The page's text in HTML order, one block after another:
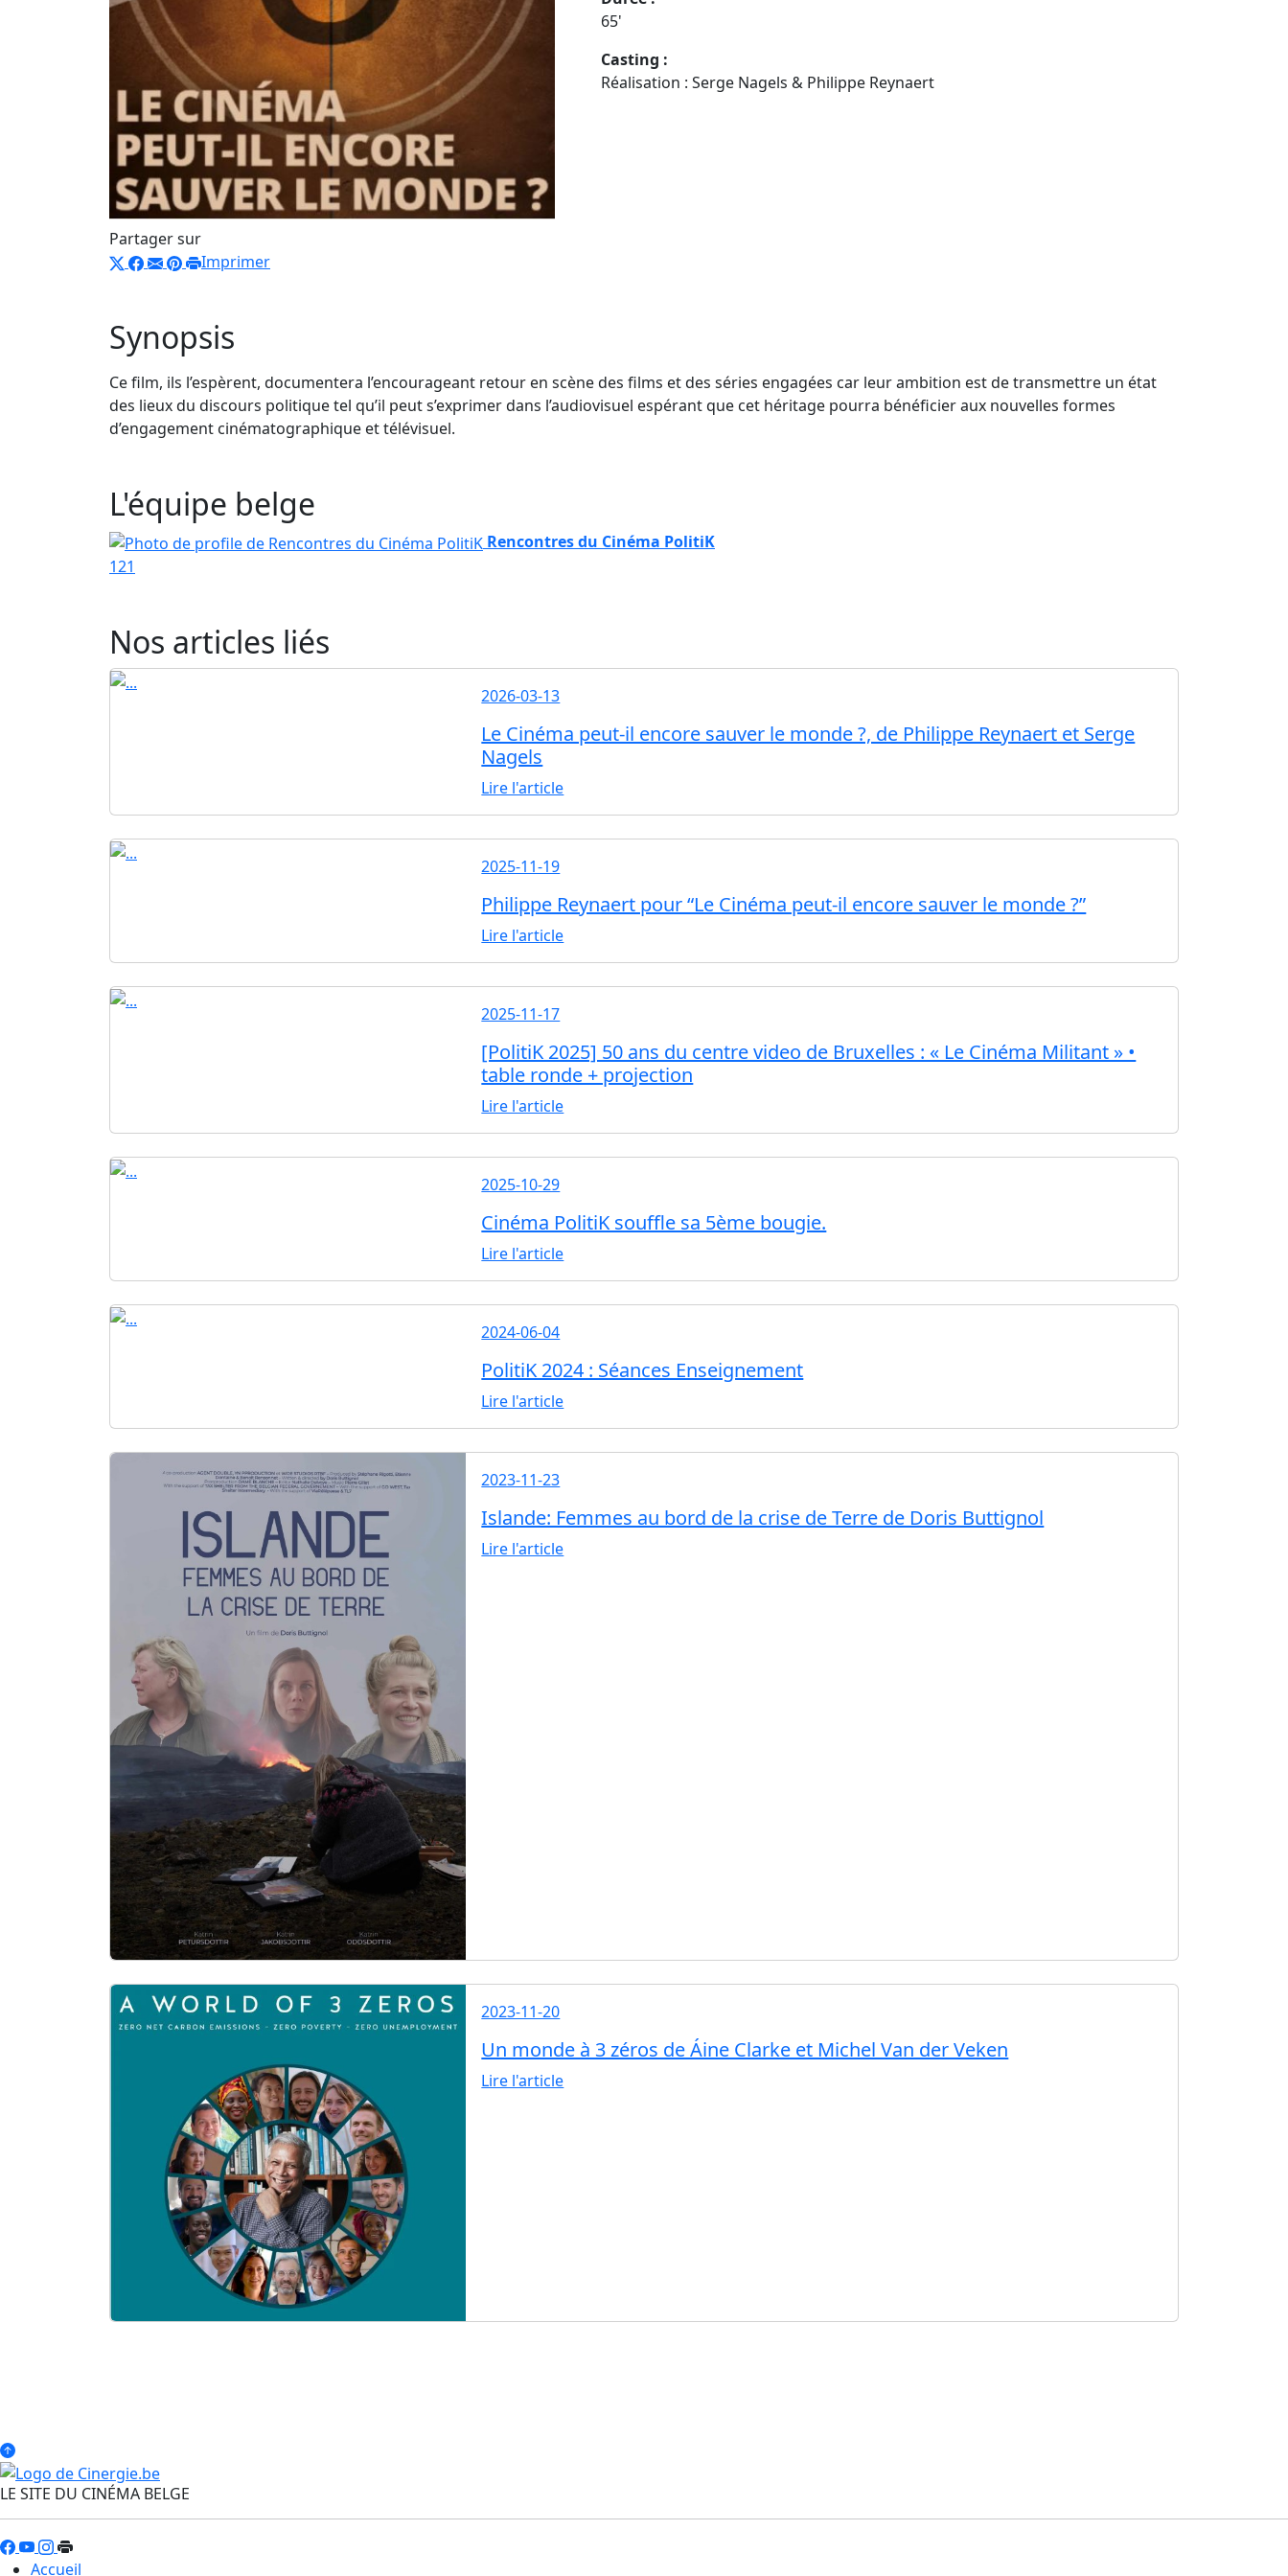
Partager sur
Imprimer
65'
Casting :
Réalisation : Serge Nagels & Philippe Reynaert
Synopsis
Ce film, ils l’espèrent, documentera l’encourageant retour en scène des films et des séries engagées car leur ambition est de transmettre un état
des lieux du discours politique tel qu’il peut s’exprimer dans l’audiovisuel espérant que cet héritage pourra bénéficier aux nouvelles formes
d’engagement cinématographique et télévisuel.
L'équipe belge
Rencontres du Cinéma PolitiK
121
Nos articles liés
2026-03-13
Le Cinéma peut-il encore sauver le monde ?, de Philippe Reynaert et Serge
Nagels
Lire l'article
2025-11-19
Philippe Reynaert pour “Le Cinéma peut-il encore sauver le monde ?”
Lire l'article
2025-11-17
[PolitiK 2025] 50 ans du centre video de Bruxelles : « Le Cinéma Militant » •
table ronde + projection
Lire l'article
2025-10-29
Cinéma PolitiK souffle sa 5ème bougie.
Lire l'article
2024-06-04
PolitiK 2024 : Séances Enseignement
Lire l'article
2023-11-23
Islande: Femmes au bord de la crise de Terre de Doris Buttignol
Lire l'article
2023-11-20
Un monde à 3 zéros de Áine Clarke et Michel Van der Veken
Lire l'article
LE SITE DU CINÉMA BELGE
Accueil